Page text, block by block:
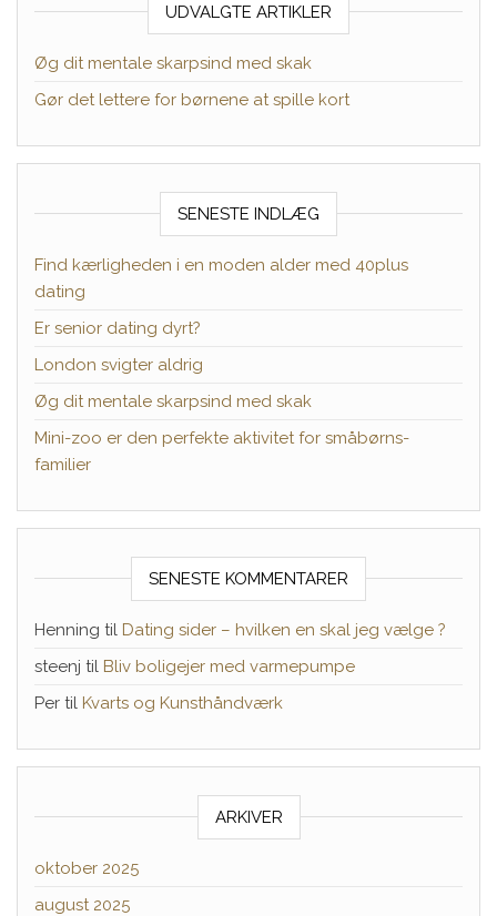
UDVALGTE ARTIKLER
Øg dit mentale skarpsind med skak
Gør det lettere for børnene at spille kort
SENESTE INDLÆG
Find kærligheden i en moden alder med 40plus
dating
Er senior dating dyrt?
London svigter aldrig
Øg dit mentale skarpsind med skak
Mini-zoo er den perfekte aktivitet for småbørns-
familier
SENESTE KOMMENTARER
Henning til Dating sider – hvilken en skal jeg vælge ?
steenj til Bliv boligejer med varmepumpe
Per til Kvarts og Kunsthåndværk
ARKIVER
oktober 2025
august 2025